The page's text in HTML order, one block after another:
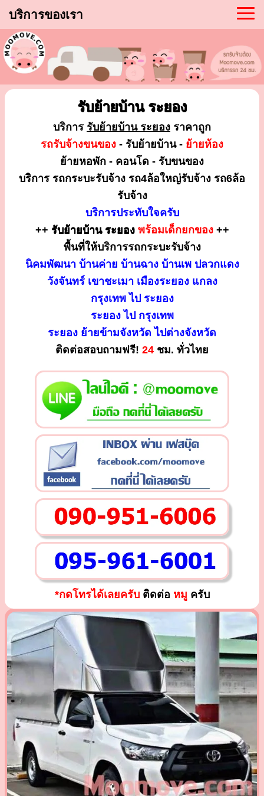
บริการของเรา
รับย้ายบ้าน ระยอง
บริการ รับย้ายบ้าน ระยอง ราคาถูก
รถรับจ้างขนของ - รับย้ายบ้าน - ย้ายห้อง
ย้ายหอพัก - คอนโด - รับขนของ
บริการ รถกระบะรับจ้าง รถ4ล้อใหญ่รับจ้าง รถ6ล้อ
รับจ้าง
บริการประทับใจครับ
++ รับย้ายบ้าน ระยอง พร้อมเด็กยกของ++
พื้นที่ให้บริการรถกระบะรับจ้าง
นิคมพัฒนา บ้านค่าย บ้านฉาง บ้านเพ ปลวกแดง
วังจันทร์ เขาชะเมา เมืองระยอง แกลง
กรุงเทพ ไป ระยอง
ระยอง ไป กรุงเทพ
ระยอง ย้ายข้ามจังหวัด ไปต่างจังหวัด
ติดต่อสอบถามฟรี! 24 ชม. ทั่วไทย
*กดโทรได้เลยครับติดต่อ หมู ครับ